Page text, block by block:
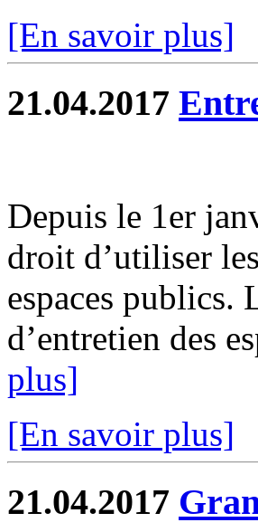
[En savoir plus]
21.04.2017
Depuis le 1er
droit d’utiliser
espaces publics.
d’entretien des
plus]
[En savoir plus]
21.04.2017